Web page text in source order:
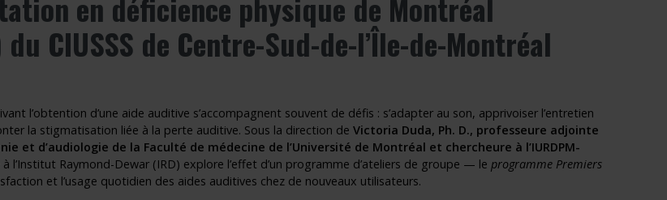
du CIUSSS de Centre-Sud-de-l’Île-de-Montréal
l’obtention d’une aide auditive s’accompagnent souvent de défis : s’adapter au son, apprivoiser l’entretien
la stigmatisation liée à la perte auditive. Sous la direction de Victoria Duda, Ph. D., professeure adjointe
et d’audiologie de la Faculté de médecine de l’Université de Montréal et chercheure à l’IURDPM-
l’Institut Raymond-Dewar (IRD) explore l’effet d’un programme d’ateliers de groupe — le programme Premiers
et l’usage quotidien des aides auditives chez de nouveaux utilisateurs.